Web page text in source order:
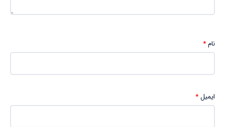
نام*
ایمیل*